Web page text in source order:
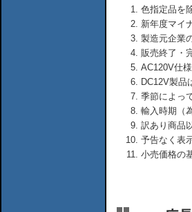
色指定品を
新年度マイ
製造元企業
販売終了・
AC120V仕
DC12V製品
季節によっ
輸入時期（
訳あり商品
予告なく表
小売価格の